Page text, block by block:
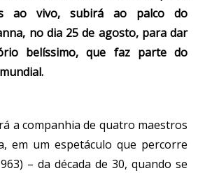
ao vivo, subirá ao palco do
no dia 25 de agosto, para dar
belíssimo, que faz parte do
a companhia de quatro maestros
em um espetáculo que percorre
– da década de 30, quando se